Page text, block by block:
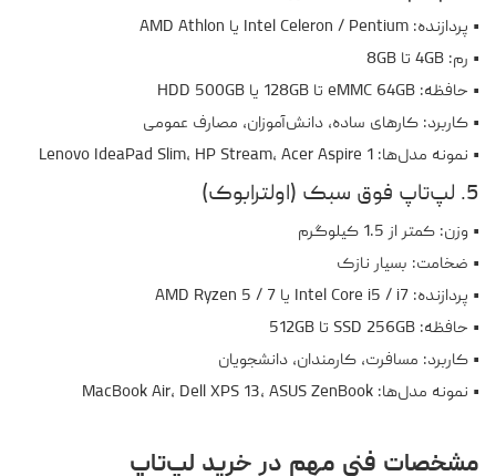
• پردازنده: Intel Celeron / Pentium یا AMD Athlon
• رم: 4GB تا 8GB
• حافظه: eMMC 64GB تا 128GB یا HDD 500GB
• کاربرد: کارهای ساده، دانش‌آموزان، مصارف عمومی
• نمونه مدل‌ها: Lenovo IdeaPad Slim، HP Stream، Acer Aspire 1
5. لپ‌تاپ فوق سبک (اولترابوک)
• وزن: کمتر از 1.5 کیلوگرم
• ضخامت: بسیار نازک
• پردازنده: Intel Core i5 / i7 یا AMD Ryzen 5 / 7
• حافظه: SSD 256GB تا 512GB
• کاربرد: مسافرت، کارمندان، دانشجویان
• نمونه مدل‌ها: MacBook Air، Dell XPS 13، ASUS ZenBook
مشخصات فنی مهم در خرید لپ‌تاپ